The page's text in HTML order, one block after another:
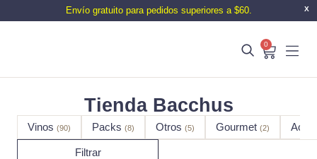
X
Envío gratuito para pedidos superiores a $60.
0
Tienda Bacchus
Vinos (90) Packs (8) Otros (5) Gourmet (2)
Filtrar